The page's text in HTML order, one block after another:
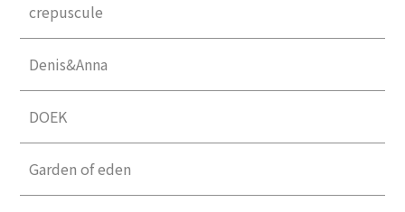
crepuscule
Denis&Anna
DOEK
Garden of eden